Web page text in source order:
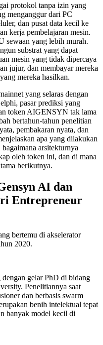
protokol tanpa izin yang
menganggur dari PC
dan pusat data kecil ke
kerja pembelajaran mesin.
sewaan yang lebih murah.
substrat yang dapat
mesin yang tidak dipercaya
jujur, dan membayar mereka
mereka hasilkan.
yang selaras dengan
pasar prediksi yang
token AIGENSYN tak lama
bertahun-tahun penelitian
pembakaran nyata, dan
apa yang dilakukan
arsitekturnya
oleh token ini, dan di mana
berikutnya.
AI dan
Entrepreneur
bertemu di akselerator
2020.
gelar PhD di bidang
Penelitiannya saat
dan berbasis swarm
benih intelektual tepat
banyak model kecil di